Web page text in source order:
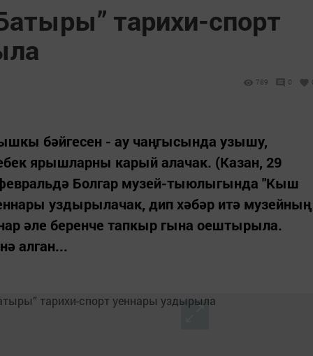
тарихи-спорт
789 0
бәйгесен - ау чаңгысында узышу,
ярышларны карый алачак. (Казан, 29
Болгар музей-тыюлыгында "Кыш
уздырылачак, дип хәбәр итә музейның
әле беренче тапкыр гына оештырыла.
алган...